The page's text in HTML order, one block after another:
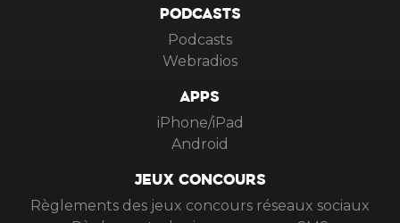
PODCASTS
Podcasts
Webradios
APPS
iPhone/iPad
Android
JEUX CONCOURS
Règlements des jeux concours réseaux sociaux